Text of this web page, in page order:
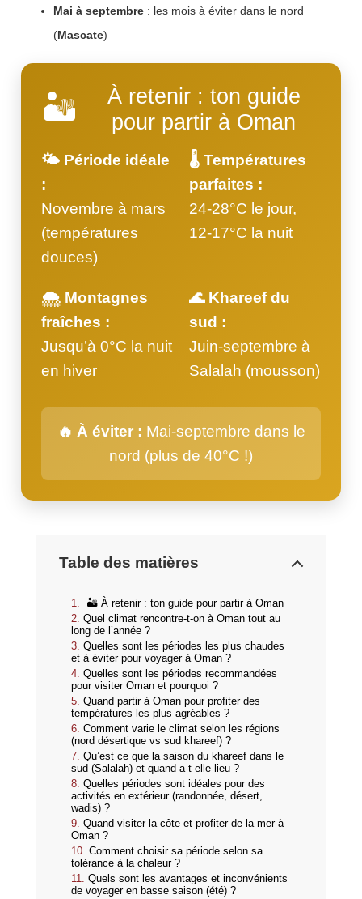
Mai à septembre : les mois à éviter dans le nord
(Mascate)
🏜️
À retenir : ton guide
pour partir à Oman
🌤️ Période idéale
:
Novembre à mars
(températures
douces)
🌡️ Températures
parfaites :
24-28°C le jour,
12-17°C la nuit
🌨️ Montagnes
fraîches :
Jusqu’à 0°C la nuit
en hiver
🌊 Khareef du
sud :
Juin-septembre à
Salalah (mousson)
🔥 À éviter : Mai-septembre dans le
nord (plus de 40°C !)
Table des matières
🏜️ À retenir : ton guide pour partir à Oman
Quel climat rencontre‑t‑on à Oman tout au
long de l’année ?
Quelles sont les périodes les plus chaudes
et à éviter pour voyager à Oman ?
Quelles sont les périodes recommandées
pour visiter Oman et pourquoi ?
Quand partir à Oman pour profiter des
températures les plus agréables ?
Comment varie le climat selon les régions
(nord désertique vs sud khareef) ?
Qu’est ce que la saison du khareef dans le
sud (Salalah) et quand a‑t‑elle lieu ?
Quelles périodes sont idéales pour des
activités en extérieur (randonnée, désert,
wadis) ?
Quand visiter la côte et profiter de la mer à
Oman ?
Comment choisir sa période selon sa
tolérance à la chaleur ?
Quels sont les avantages et inconvénients
de voyager en basse saison (été) ?